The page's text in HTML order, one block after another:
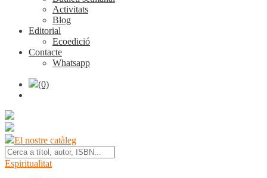
Activitats
Blog
Editorial
Ecoedició
Contacte
Whatsapp
(0)
El nostre catàleg
Espiritualitat